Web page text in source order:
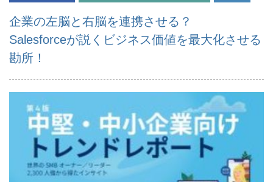
企業の左脳と右脳を連携させる？
Salesforceが説くビジネス価値を最大化させる
勘所！